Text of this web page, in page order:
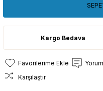
Kargo Bedava
Karşılaştır